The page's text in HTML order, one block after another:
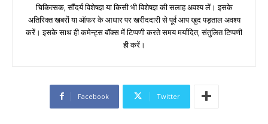
चिकित्सक, सौंदर्य विशेषज्ञ या किसी भी विशेषज्ञ की सलाह अवश्य लें। इसके
अतिरिक्त खबरों या ऑफर के आधार पर खरीददारी से पूर्व आप खुद पड़ताल अवश्य
करें। इसके साथ ही कमेन्ट्स बॉक्स में टिप्पणी करते समय मर्यादित, संतुलित टिप्पणी
ही करें।
Facebook Twitter